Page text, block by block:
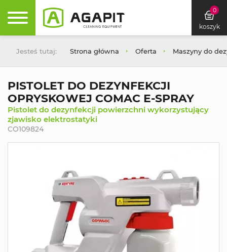
0
koszyk
Jesteś tutaj: Strona główna Oferta Maszyny do
PISTOLET DO DEZYNFEKCJI
OPRYSKOWEJ COMAC E-SPRAY
Pistolet do dezynfekcji powierzchni wykorzystujący
zjawisko elektrostatyki
CO109824